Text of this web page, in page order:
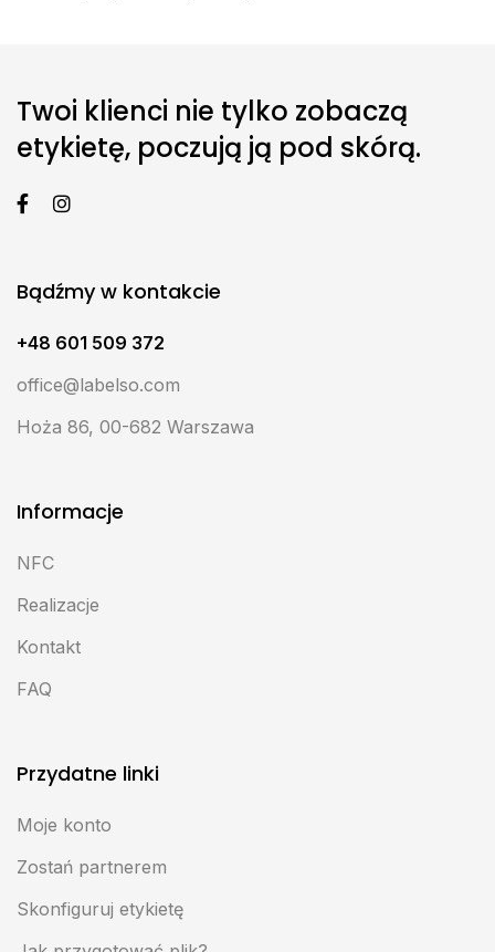
Twoi klienci nie tylko zobaczą
etykietę, poczują ją pod skórą.
Bądźmy w kontakcie
+48 601 509 372
office@labelso.com
Hoża 86, 00-682 Warszawa
Informacje
NFC
Realizacje
Kontakt
FAQ
Przydatne linki
Moje konto
Zostań partnerem
Skonfiguruj etykietę